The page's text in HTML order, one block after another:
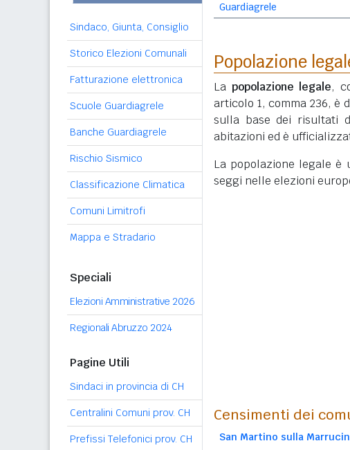
Sindaco, Giunta, Consiglio
Storico Elezioni Comunali
Fatturazione elettronica
Scuole Guardiagrele
Banche Guardiagrele
Rischio Sismico
Classificazione Climatica
Comuni Limitrofi
Mappa e Stradario
Speciali
Elezioni Amministrative 2026
Regionali Abruzzo 2024
Pagine Utili
Sindaci in provincia di CH
Centralini Comuni prov. CH
Prefissi Telefonici prov. CH
Guardiagrele
Popolazione
La popolazione legale,
articolo 1, comma 236, è
sulla base dei risultati
abitazioni ed è
La popolazione legale
seggi nelle elezioni
Censimenti dei
San Martino sulla